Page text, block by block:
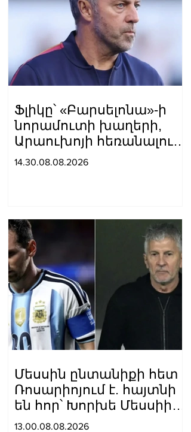
Ֆլիկը՝ «Բարսելոնա»-ի
նորամուտի խաղերի,
Արաուխոյի հեռանալու և
Ռաֆինյայի դերի մասին
14.30.08.08.2026
Մեսսին ընտանիքի հետ
Ռոսարիոյում է. հայտնի
են հոր՝ Խորխե Մեսսիի
հուղարկավnրnւթյան
13.00.08.08.2026